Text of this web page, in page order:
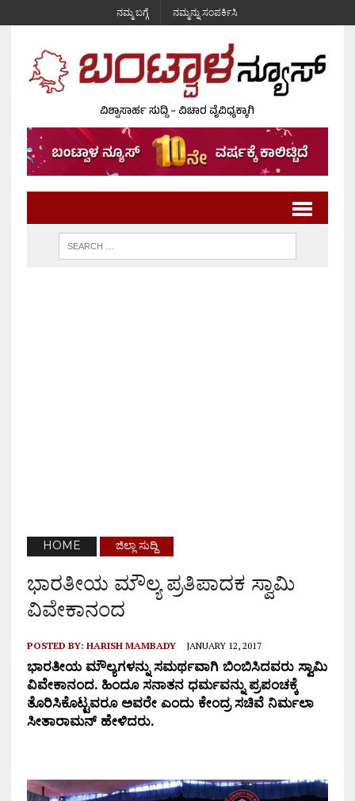
ನಮ್ಮ ಬಗ್ಗೆ ನಮ್ಮನ್ನು ಸಂಪರ್ಕಿಸಿ
HOME ಜಿಲ್ಲಾ ಸುದ್ದಿ
ಭಾರತೀಯ ಮೌಲ್ಯ ಪ್ರತಿಪಾದಕ ಸ್ವಾಮಿ
ವಿವೇಕಾನಂದ
POSTED BY: HARISH MAMBADY JANUARY 12, 2017
ಭಾರತೀಯ ಮೌಲ್ಯಗಳನ್ನು ಸಮರ್ಥವಾಗಿ ಬಿಂಬಿಸಿದವರು ಸ್ವಾಮಿ
ವಿವೇಕಾನಂದ. ಹಿಂದೂ ಸನಾತನ ಧರ್ಮವನ್ನು ಪ್ರಪಂಚಕ್ಕೆ
ತೊರಿಸಿಕೊಟ್ಟವರೂ ಅವರೇ ಎಂದು ಕೇಂದ್ರ ಸಚಿವೆ ನಿರ್ಮಲಾ
ಸೀತಾರಾಮನ್ ಹೇಳಿದರು.